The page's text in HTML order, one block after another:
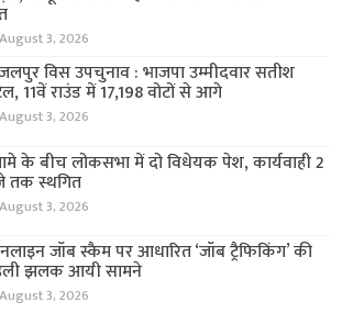
August 3, 2026
विस उपचुनाव : भाजपा उम्मीदवार सतीश
11वें राउंड में 17,198 वोटों से आगे
August 3, 2026
के बीच लोकसभा में दो विधेयक पेश, कार्यवाही 2
तक स्थगित
August 3, 2026
जॉब स्कैम पर आधारित ‘जॉब ट्रैफिकिंग’ की
झलक आयी सामने
August 3, 2026